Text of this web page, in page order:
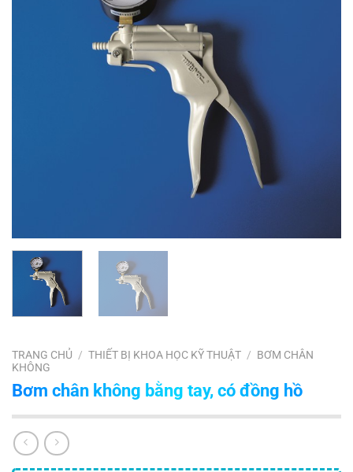
TRANG CHỦ / THIẾT BỊ KHOA HỌC KỸ THUẬT / BƠM CHÂN
KHÔNG
Bơm chân không bằng tay, có đồng hồ